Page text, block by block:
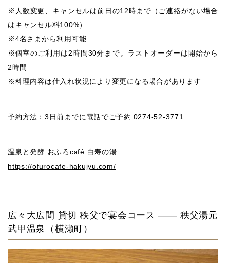
※人数変更、キャンセルは前日の12時まで（ご連絡がない場合
はキャンセル料100%）
※4名さまから利用可能
※個室のご利用は2時間30分まで。ラストオーダーは開始から
2時間
※料理内容は仕入れ状況により変更になる場合があります
予約方法：3日前までに電話でご予約 0274-52-3771
温泉と発酵 おふろcafé 白寿の湯
https://ofurocafe-hakujyu.com/
広々大広間 貸切 秩父で宴会コース —— 秩父湯元
武甲温泉（横瀬町）